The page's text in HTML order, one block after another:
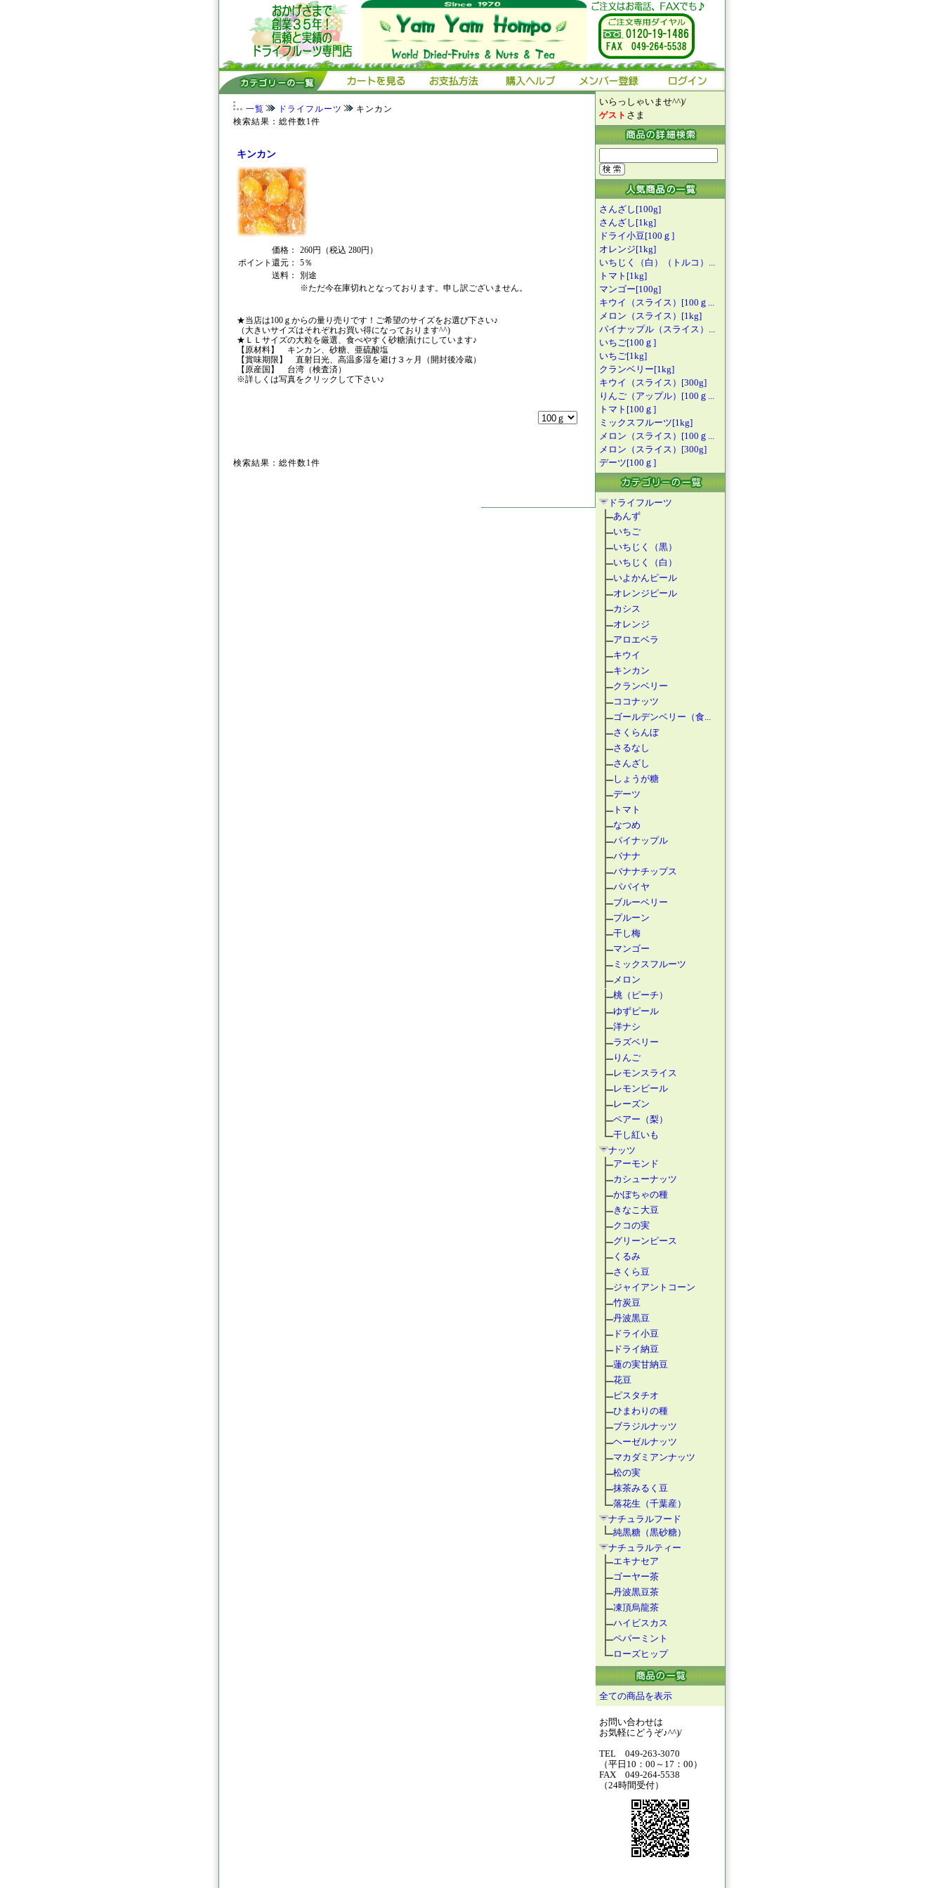
一覧 ドライフルーツ
キンカン
検索結果：総件数1件
キンカン
価格：
260円（税込 280円）
ポイント還元：
5％
送料：
別途
※ただ今在庫切れとなっております。申し訳ございません。
★当店は100ｇからの量り売りです！ご希望のサイズをお選び下さい♪
（大きいサイズはそれぞれお買い得になっております^^)
★ＬＬサイズの大粒を厳選、食べやすく砂糖漬けにしています♪
【原材料】 キンカン、砂糖、亜硫酸塩
【賞味期限】 直射日光、高温多湿を避け３ヶ月（開封後冷蔵）
【原産国】 台湾（検査済）
※詳しくは写真をクリックして下さい♪
検索結果：総件数1件
いらっしゃいませ^^)/
ゲスト さま
さんざし[100g]
さんざし[1kg]
ドライ小豆[100ｇ ]
オレンジ[1kg]
いちじく（白）（ トルコ）...
トマト[1kg]
マンゴー[100g]
キウイ（スライス ）[100ｇ...
メロン（スライス ）[1kg]
パイナップル（スライス）...
いちご[100ｇ]
いちご[1kg]
クランベリー[1kg]
キウイ（スライス ）[300g]
りんご（アップル）[100ｇ...
トマト[100ｇ]
ミックスフルーツ[1kg]
メロン（スライス ）[100ｇ...
メロン（スライス ）[300g]
デーツ[100ｇ]
ドライフルーツ
あんず
いちご
いちじく（黒）
いちじく（白）
いよかんピール
オレンジピール
カシス
オレンジ
アロエベラ
キウイ
キンカン
クランベリー
ココナッツ
ゴールデンベリー（食...
さくらんぼ
さるなし
さんざし
しょうが糖
デーツ
トマト
なつめ
パイナップル
バナナ
バナナチップス
パパイヤ
ブルーベリー
プルーン
干し梅
マンゴー
ミックスフルーツ
メロン
桃（ピーチ）
ゆずピール
洋ナシ
ラズベリー
りんご
レモンスライス
レモンピール
レーズン
ペアー（梨）
干し紅いも
ナッツ
アーモンド
カシューナッツ
かぼちゃの種
きなこ大豆
クコの実
グリーンピース
くるみ
さくら豆
ジャイアントコーン
竹炭豆
丹波黒豆
ドライ小豆
ドライ納豆
蓮の実甘納豆
花豆
ピスタチオ
ひまわりの種
ブラジルナッツ
ヘーゼルナッツ
マカダミアンナッツ
松の実
抹茶みるく豆
落花生（千葉産）
ナチュラルフード
純黒糖（黒砂糖）
ナチュラルティー
エキナセア
ゴーヤー茶
丹波黒豆茶
凍頂烏龍茶
ハイビスカス
ペパーミント
ローズヒップ
全ての商品を表示
お問い合わせは
お気軽にどうぞ♪^^)/
TEL 049-263-3070
（平日10：00～17：00）
FAX 049-264-5538
（24時間受付）